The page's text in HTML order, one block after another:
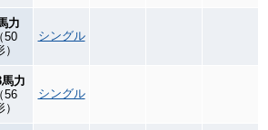
力
（50
シングル
力
（56
シングル